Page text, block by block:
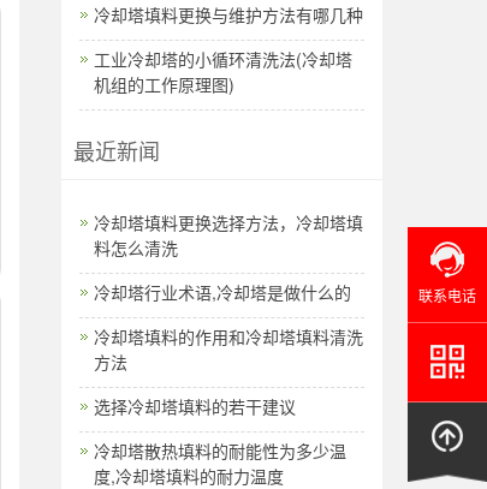
冷却塔填料更换与维护方法有哪几种
工业冷却塔的小循环清洗法(冷却塔
机组的工作原理图)
最近新闻
​冷却塔填料更换选择方法，冷却塔填
料怎么清洗
冷却塔行业术语,冷却塔是做什么的
冷却塔填料的作用和冷却塔填料清洗
方法
选择冷却塔填料的若干建议
冷却塔散热填料的耐能性为多少温
度,冷却塔填料的耐力温度
联系电话